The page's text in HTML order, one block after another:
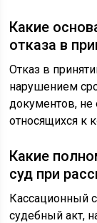
Какие
отказа в
Отказ в
нарушением
документов, не
относящихся к
Какие
суд при
Кассационный
судебный акт,